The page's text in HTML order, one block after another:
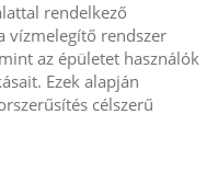
rendelkező
vízmelegítő rendszer
az épületet használók
Ezek alapján
célszerű